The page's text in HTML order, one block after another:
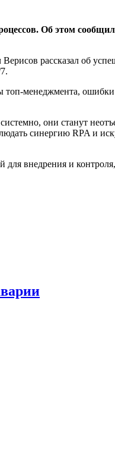
Об этом
рассказал об
менеджмента, ошибки
они станут
синергию RPA и
для внедрения и